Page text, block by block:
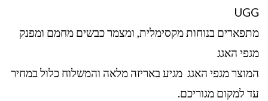
UGG
מתפארים בנוחות מקסימלית, ומצמר כבשים מחמם ומפנק
מגפי האגג
המוצר מגפי האגג מגיע באריזה מלאה והמשלוח כלול במחיר
עד למקום מגוריכם.